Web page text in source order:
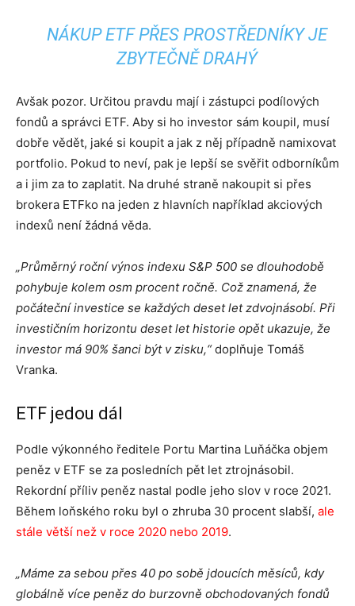
NÁKUP ETF PŘES PROSTŘEDNÍKY JE
ZBYTEČNĚ DRAHÝ
Avšak pozor. Určitou pravdu mají i zástupci podílových
fondů a správci ETF. Aby si ho investor sám koupil, musí
dobře vědět, jaké si koupit a jak z něj případně namixovat
portfolio. Pokud to neví, pak je lepší se svěřit odborníkům
a i jim za to zaplatit. Na druhé straně nakoupit si přes
brokera ETFko na jeden z hlavních například akciových
indexů není žádná věda.
„Průměrný roční výnos indexu S&P 500 se dlouhodobě
pohybuje kolem osm procent ročně. Což znamená, že
počáteční investice se každých deset let zdvojnásobí. Při
investičním horizontu deset let historie opět ukazuje, že
investor má 90% šanci být v zisku,“doplňuje Tomáš
Vranka.
ETF jedou dál
Podle výkonného ředitele Portu Martina Luňáčka objem
peněz v ETF se za posledních pět let ztrojnásobil.
Rekordní příliv peněz nastal podle jeho slov v roce 2021.
Během loňského roku byl o zhruba 30 procent slabší, ale
stále větší než v roce 2020 nebo 2019.
„Máme za sebou přes 40 po sobě jdoucích měsíců, kdy
globálně více peněz do burzovně obchodovaných fondů